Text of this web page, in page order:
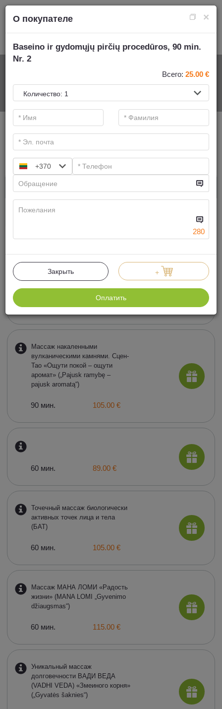
.
Искать
Aюрведическиe mассажи
применением лекарственных
растений «Мир красоты –
90 мин. 145.00 €
Массаж накаленными
вулканическими камнями. Сцен-
Тао «Ощути покой – ощути
аромат» („Pajusk ramybę –
pajusk aromatą“)
90 мин. 105.00 €
60 мин. 89.00 €
Точечный массаж биологически
активных точек лица и тела
(БАТ)
60 мин. 105.00 €
Массаж МАНА ЛОМИ «Радость
жизни» (MANA LOMI „Gyvenimo
džiaugsmas“)
60 мин. 115.00 €
Уникальный массаж
долговечности ВАДИ ВЕДА
(VADHI VEDA) «Змеиного корня»
(„Gyvatės šakniеs“)
×
О покупателе
Baseino ir gydomųjų pirčių procedūros, 90 min.
Nr. 2
Всего: 25.00 €
+370
280
Закрыть +
Оплатить